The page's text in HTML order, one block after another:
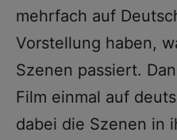
mehrfach auf
Vorstellung haben,
Szenen passiert.
Film einmal auf
dabei die Szenen in